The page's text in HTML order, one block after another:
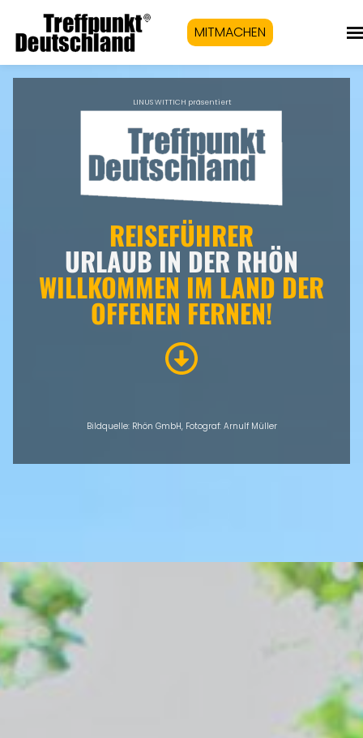
MITMACHEN
LINUS WITTICH präsentiert
REISEFÜHRER
URLAUB IN DER RHÖN
WILLKOMMEN IM LAND DER
OFFENEN FERNEN!
Bildquelle: Rhön GmbH, Fotograf: Arnulf Müller